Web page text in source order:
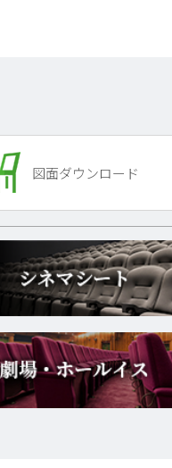
図面ダウンロード